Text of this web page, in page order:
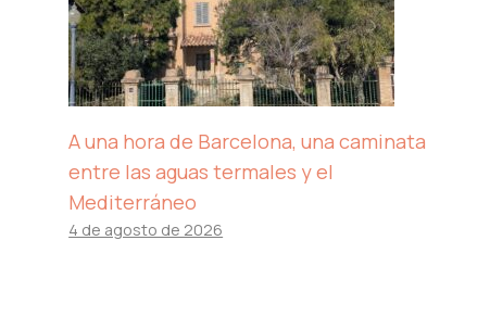
A una hora de Barcelona, ​​una caminata
entre las aguas termales y el
Mediterráneo
4 de agosto de 2026